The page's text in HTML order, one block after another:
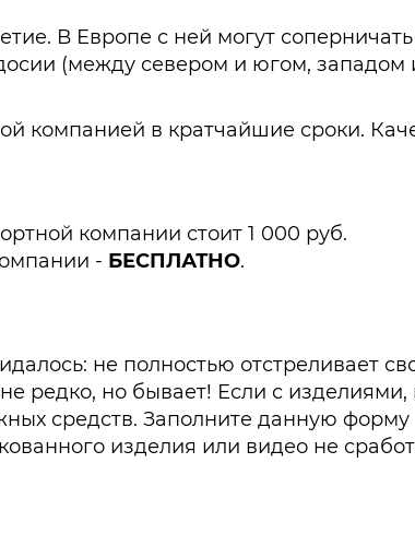
В Европе с ней могут
(между севером и югом, западом
компанией в кратчайшие сроки.
компании стоит 1 000 руб.
- БЕСПЛАТНО.
не полностью отстреливает
редко, но бывает! Если с
средств. Заполните данную форму
изделия или видео не